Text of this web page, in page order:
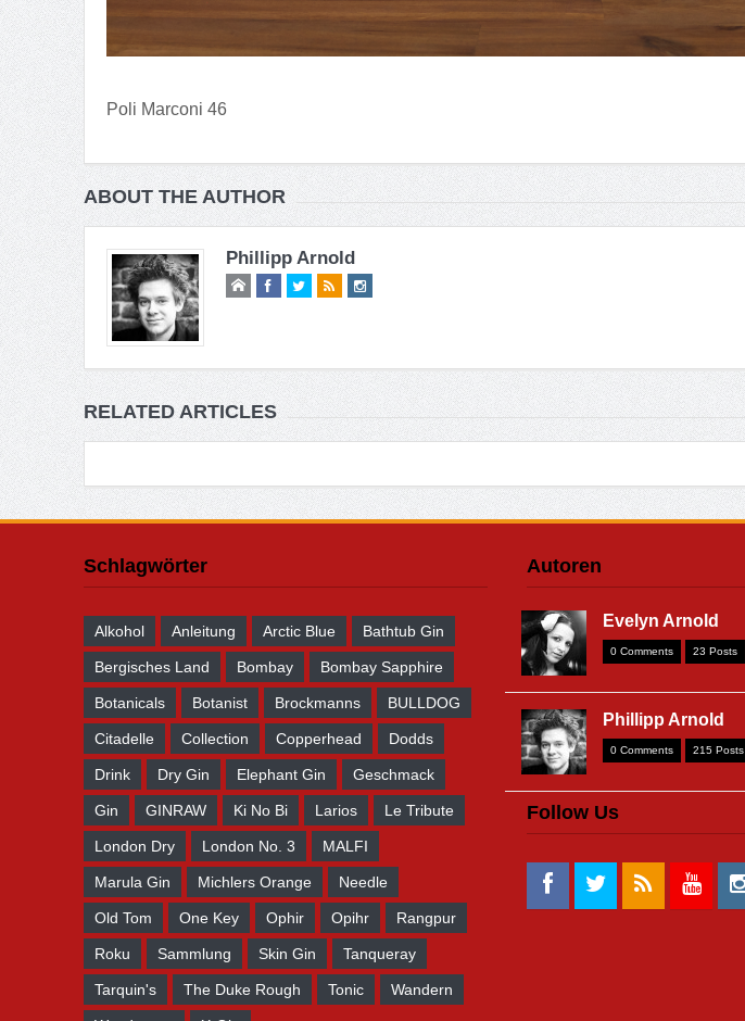
Poli Marconi 46
ABOUT THE AUTHOR
Phillipp Arnold
RELATED ARTICLES
Schlagwörter
Alkohol Anleitung Arctic Blue Bathtub Gin
Bergisches Land Bombay Bombay Sapphire
Botanicals Botanist Brockmanns BULLDOG
Citadelle Collection Copperhead Dodds
Drink Dry Gin Elephant Gin Geschmack
Gin GINRAW Ki No Bi Larios Le Tribute
London Dry London No. 3 MALFI
Marula Gin Michlers Orange Needle
Old Tom One Key Ophir Opihr Rangpur
Roku Sammlung Skin Gin Tanqueray
Tarquin's The Duke Rough Tonic Wandern
Autoren
Evelyn Arnold
0 Comments 23 Posts
Phillipp Arnold
0 Comments 215 Posts
Follow Us